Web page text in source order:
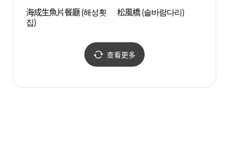
海成生魚片餐廳 (해성횟
집)
松風橋 (솔바람다리)
查看更多